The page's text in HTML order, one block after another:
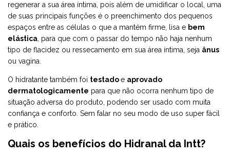
regenerar a sua área íntima, pois além de umidificar o local, uma
de suas principais funções é o preenchimento dos pequenos
espaços entre as células o que a mantém firme, lisa e bem
elástica, para que com o passar do tempo não haja nenhum
tipo de flacidez ou ressecamento em sua área íntima, seja ânus
ou vagina.
O hidratante também foi testadoe aprovado
dermatologicamente para que não ocorra nenhum tipo de
situação adversa do produto, podendo ser usado com muita
confiança e conforto. Sem falar no seu modo de uso super fácil
e prático.
Quais os benefícios do Hidranal da Intt?